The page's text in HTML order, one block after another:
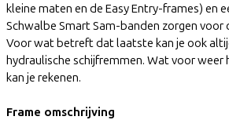
kleine maten en de Easy Entry-frames) en
Schwalbe Smart Sam-banden zorgen
Voor wat betreft dat laatste kan je ook
hydraulische schijfremmen. Wat voor weer
kan je rekenen.
Frame omschrijving